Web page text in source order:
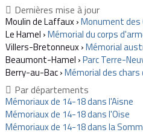
Dernières mise à jour
Moulin de Laffaux ›Monument des
Le Hamel ›Mémorial du corps
Villers-Bretonneux ›Mémorial
Beaumont-Hamel ›Parc Terre-
Berry-au-Bac ›Mémorial des
Par départements
Mémoriaux de 14-18 dans l'Aisne
Mémoriaux de 14-18 dans l'Oise
Mémoriaux de 14-18 dans la